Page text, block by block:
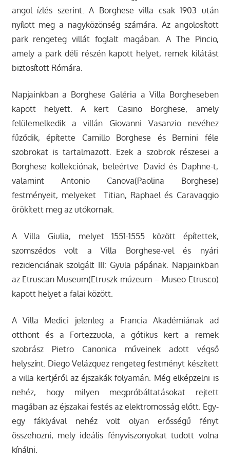
angol ízlés szerint. A Borghese villa csak 1903 után
nyílott meg a nagyközönség számára. Az angolosított
park rengeteg villát foglalt magában. A The Pincio,
amely a park déli részén kapott helyet, remek kilátást
biztosított Rómára.
Napjainkban a Borghese Galéria a Villa Borgheseben
kapott helyett. A kert Casino Borghese, amely
felülemelkedik a villán Giovanni Vasanzio nevéhez
fűződik, építette Camillo Borghese és Bernini féle
szobrokat is tartalmazott. Ezek a szobrok részesei a
Borghese kollekciónak, beleértve David és Daphne-t,
valamint Antonio Canova(Paolina Borghese)
festményeit, melyeket Titian, Raphael és Caravaggio
örökített meg az utókornak.
A Villa Giulia, melyet 1551-1555 között építettek,
szomszédos volt a Villa Borghese-vel és nyári
rezidenciának szolgált III: Gyula pápának. Napjainkban
az Etruscan Museum(Etruszk múzeum – Museo Etrusco)
kapott helyet a falai között.
A Villa Medici jelenleg a Francia Akadémiának ad
otthont és a Fortezzuola, a gótikus kert a remek
szobrász Pietro Canonica műveinek adott végső
helyszínt. Diego Velázquez rengeteg festményt készített
a villa kertjéről az éjszakák folyamán. Még elképzelni is
nehéz, hogy milyen megpróbáltatásokat rejtett
magában az éjszakai festés az elektromosság előtt. Egy-
egy fáklyával nehéz volt olyan erősségű fényt
összehozni, mely ideális fényviszonyokat tudott volna
kínálni.